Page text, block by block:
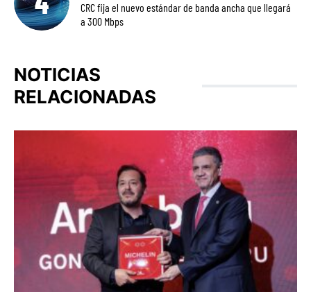
CRC fija el nuevo estándar de banda ancha que llegará
a 300 Mbps
NOTICIAS
RELACIONADAS